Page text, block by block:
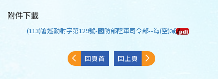
附件下載
(113)署巡勤射字第129號-國防部陸軍司令部--海(空)域
回頁首 回上頁